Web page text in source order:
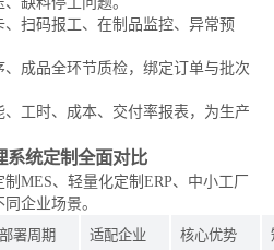
、扫码报工、在制品监控、异常预
、成品全环节质检，绑定订单与批次
、工时、成本、交付率报表，为生产
系统定制全面对比
MES、轻量化定制ERP、中小工厂
企业场景。
部署周期 适配企业 核心优势